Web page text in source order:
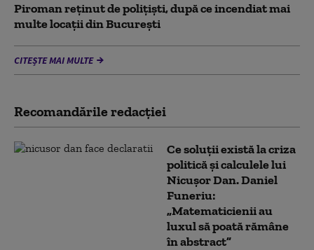
Piroman reţinut de poliţişti, după ce incendiat mai
multe locaţii din București
CITEȘTE MAI MULTE
Recomandările redacţiei
Ce soluții există la criza
politică și calculele lui
Nicușor Dan. Daniel
Funeriu:
„Matematicienii au
luxul să poată rămâne
în abstract”